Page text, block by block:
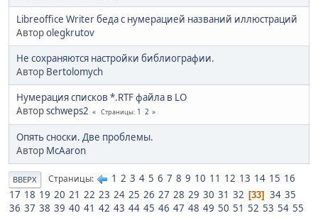
Libreoffice Writer беда с нумерацией названий иллюстраций
Авторolegkrutov
Не сохраняются настройки библиографии.
Автор Bertolomych
Нумерация списков *.RTF файла в LO
Авторschweps2 Страницы 1 2
Опять сноски. Две проблемы.
Автор McAaron
ВВЕРХ Страницы 1 2 3 4 5 6 7 8 9 10 11 12 13 14 15 16
17 18 19 20 21 22 23 24 25 26 27 28 29 30 31 32 33 34 35
36 37 38 39 40 41 42 43 44 45 46 47 48 49 50 51 52 53 54 55